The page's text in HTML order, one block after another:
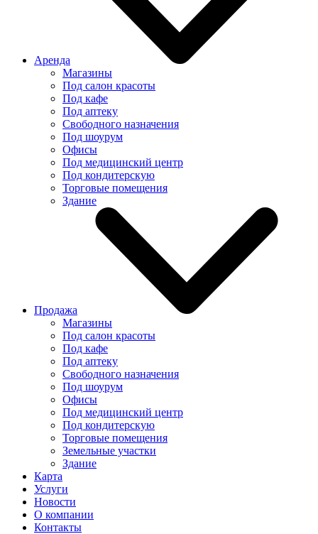
Аренда
Магазины
Под салон красоты
Под кафе
Под аптеку
Свободного назначения
Под шоурум
Офисы
Под медицинский центр
Под кондитерскую
Торговые помещения
Здание
Продажа
Магазины
Под салон красоты
Под кафе
Под аптеку
Свободного назначения
Под шоурум
Офисы
Под медицинский центр
Под кондитерскую
Торговые помещения
Земельные участки
Здание
Карта
Услуги
Новости
О компании
Контакты